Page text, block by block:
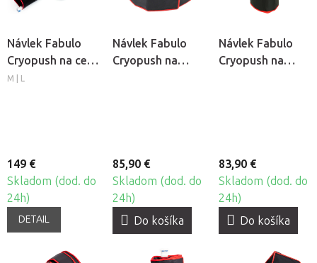
Návlek Fabulo
Cryopush na celú
nohu
M | L
149 €
Skladom (dod. do
24h)
DETAIL
Návlek Fabulo
Cryopush na
85,90 €
Skladom (dod. do
24h)
Do košíka
Návlek Fabulo
Cryopush na
83,90 €
Skladom (dod. do
24h)
Do košíka